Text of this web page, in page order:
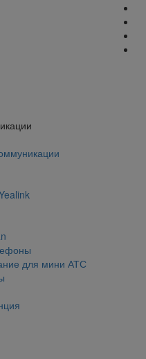
для мини АТС